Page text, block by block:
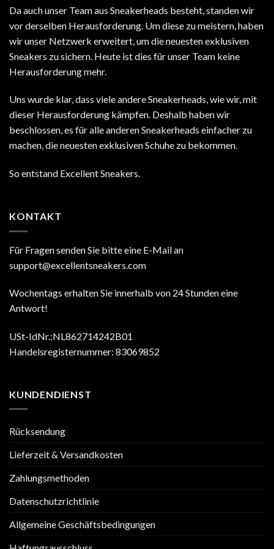
Da auch unser Team aus Sneakerheads besteht, standen wir
vor derselben Herausforderung. Um diese zu meistern, haben
wir unser Netzwerk erweitert, um die neuesten exklusiven
Sneakers zu sichern. Heute ist dies für unser Team keine
Herausforderung mehr.
Uns wurde klar, dass viele andere Sneakerheads, wie wir, mit
dieser Herausforderung kämpfen. Deshalb haben wir
beschlossen, es für alle anderen Sneakerheads einfacher zu
machen, die neuesten exklusiven Schuhe zu bekommen.
So entstand Excellent Sneakers.
KONTAKT
Für Fragen senden Sie bitte eine E-Mail an
support@excellentsneakers.com
Wochentags erhalten Sie innerhalb von 24 Stunden eine
Antwort!
USt-IdNr.:NL862714242B01
Handelsregisternummer: 83069852
KUNDENDIENST
Rücksendung
Lieferzeit & Versandkosten
Zahlungsmethoden
Datenschutzrichtlinie
Allgemeine Geschäftsbedingungen